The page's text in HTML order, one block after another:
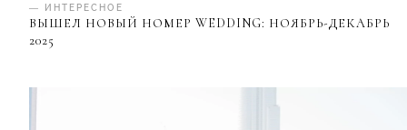
— ИНТЕРЕСНОЕ
ВЫШЕЛ НОВЫЙ НОМЕР WEDDING: НОЯБРЬ-ДЕКАБРЬ
2025